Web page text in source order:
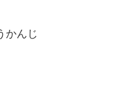
かんじ